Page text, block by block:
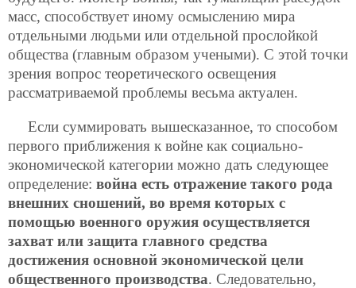
масс, способствует иному осмыслению мира
отдельными людьми или отдельной прослойкой
общества (главным образом учеными). С этой точки
зрения вопрос теоретического освещения
рассматриваемой проблемы весьма актуален.
Если суммировать вышесказанное, то способом
первого приближения к войне как социально-
экономической категории можно дать следующее
определение: война есть отражение такого рода
внешних сношений, во время которых с
помощью военного оружия осуществляется
захват или защита главного средства
достижения основной экономической цели
общественного производства. Следовательно,